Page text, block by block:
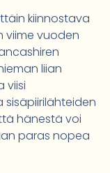
kiinnostava
viime vuoden
liian
viisi
sisäpiirilähteiden
hänestä voi
paras nopea